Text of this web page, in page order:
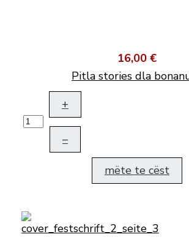
16,00 €
Pitla stories dla
+
–
mëte te cëst